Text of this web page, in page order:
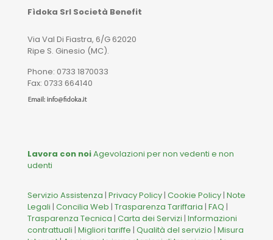
Fìdoka Srl Società Benefit
Via Val Di Fiastra, 6/G 62020
Ripe S. Ginesio (MC).
Phone: 0733 1870033
Fax: 0733 664140
Lavora con noiAgevolazioni per non vedenti e non
udenti
Servizio Assistenza | Privacy Policy| Cookie Policy| Note
Legali | Concilia Web | Trasparenza Tariffaria | FAQ |
Trasparenza Tecnica | Carta dei Servizi | Informazioni
contrattuali | Migliori tariffe | Qualità del servizio | Misura